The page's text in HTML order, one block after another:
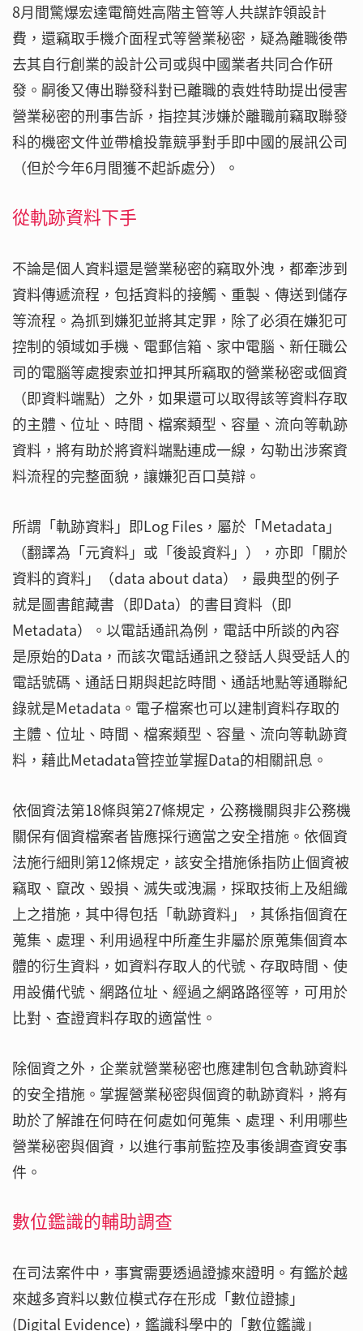
8月間驚爆宏達電簡姓高階主管等人共謀詐領設計
費，還竊取手機介面程式等營業秘密，疑為離職後帶
去其自行創業的設計公司或與中國業者共同合作研
發。嗣後又傳出聯發科對已離職的袁姓特助提出侵害
營業秘密的刑事告訴，指控其涉嫌於離職前竊取聯發
科的機密文件並帶槍投靠競爭對手即中國的展訊公司
（但於今年6月間獲不起訴處分）。
從軌跡資料下手
不論是個人資料還是營業秘密的竊取外洩，都牽涉到
資料傳遞流程，包括資料的接觸、重製、傳送到儲存
等流程。為抓到嫌犯並將其定罪，除了必須在嫌犯可
控制的領域如手機、電郵信箱、家中電腦、新任職公
司的電腦等處搜索並扣押其所竊取的營業秘密或個資
（即資料端點）之外，如果還可以取得該等資料存取
的主體、位址、時間、檔案類型、容量、流向等軌跡
資料，將有助於將資料端點連成一線，勾勒出涉案資
料流程的完整面貌，讓嫌犯百口莫辯。
所謂「軌跡資料」即Log Files，屬於「Metadata」
（翻譯為「元資料」或「後設資料」），亦即「關於
資料的資料」（data about data），最典型的例子
就是圖書館藏書（即Data）的書目資料（即
Metadata）。以電話通訊為例，電話中所談的內容
是原始的Data，而該次電話通訊之發話人與受話人的
電話號碼、通話日期與起訖時間、通話地點等通聯紀
錄就是Metadata。電子檔案也可以建制資料存取的
主體、位址、時間、檔案類型、容量、流向等軌跡資
料，藉此Metadata管控並掌握Data的相關訊息。
依個資法第18條與第27條規定，公務機關與非公務機
關保有個資檔案者皆應採行適當之安全措施。依個資
法施行細則第12條規定，該安全措施係指防止個資被
竊取、竄改、毀損、滅失或洩漏，採取技術上及組織
上之措施，其中得包括「軌跡資料」，其係指個資在
蒐集、處理、利用過程中所產生非屬於原蒐集個資本
體的衍生資料，如資料存取人的代號、存取時間、使
用設備代號、網路位址、經過之網路路徑等，可用於
比對、查證資料存取的適當性。
除個資之外，企業就營業秘密也應建制包含軌跡資料
的安全措施。掌握營業秘密與個資的軌跡資料，將有
助於了解誰在何時在何處如何蒐集、處理、利用哪些
營業秘密與個資，以進行事前監控及事後調查資安事
件。
數位鑑識的輔助調查
在司法案件中，事實需要透過證據來證明。有鑑於越
來越多資料以數位模式存在形成「數位證據」
(Digital Evidence)，鑑識科學中的「數位鑑識」